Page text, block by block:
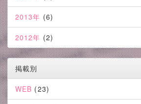
2013年 (6)
2012年 (2)
掲載別
WEB (23)